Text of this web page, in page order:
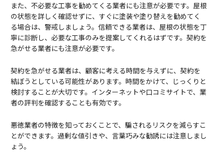
また、不必要な工事を勧めてくる業者にも注意が必要です。屋根
の状態を詳しく確認せずに、すぐに塗装や塗り替えを勧めてく
る場合は、警戒しましょう。信頼できる業者は、屋根の状態を丁
寧に診断し、必要な工事のみを提案してくれるはずです。契約を
急がせる業者にも注意が必要です。
契約を急がせる業者は、顧客に考える時間を与えずに、契約を
結ぼうとしている可能性があります。時間をかけて、じっくりと
検討することが大切です。インターネットや口コミサイトで、業
者の評判を確認することも有効です。
悪徳業者の特徴を知っておくことで、騙されるリスクを減らすこ
とができます。過剰な値引きや、言葉巧みな勧誘には注意しまし
ょう。